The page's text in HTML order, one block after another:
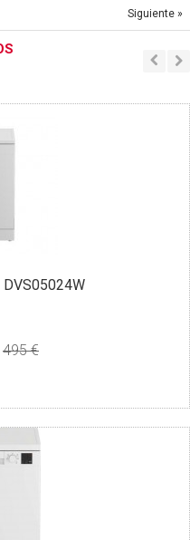
Siguiente »
495 €